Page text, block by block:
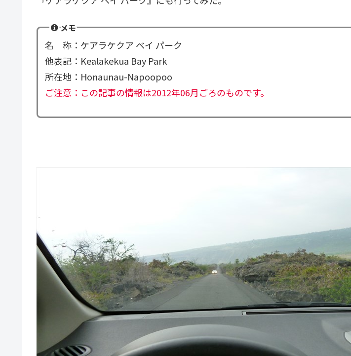
メモ
名 称：ケアラケクア ベイ パーク
他表記：Kealakekua Bay Park
所在地：Honaunau-Napoopoo
ご注意：この記事の情報は2012年06月ごろのものです。